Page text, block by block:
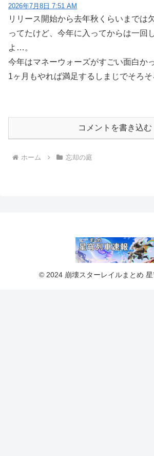
2026年7月8日 7:51 AM
リリース開始から去年秋くらいまでは
ってたけど、今年に入ってからは一回
よ…。
今年はマネーウォーズがすごい面白か
1ヶ月もやれば満足するしまじでそろそ
コメントを書き込む
ホーム 忘却の庭
© 2024 崩壊スターレイルまとめ